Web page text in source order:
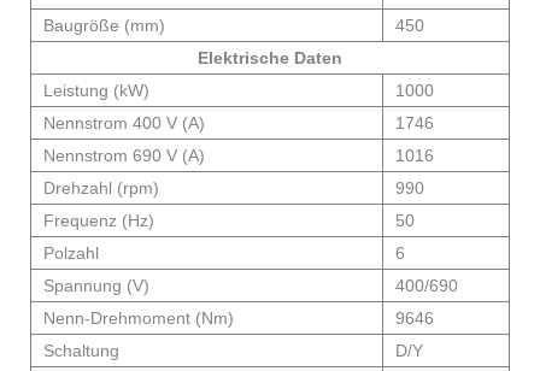
Baugröße (mm)
450
Elektrische Daten
Leistung (kW)
1000
Nennstrom 400 V (A)
1746
Nennstrom 690 V (A)
1016
Drehzahl (rpm)
990
Frequenz (Hz)
50
Polzahl
6
Spannung (V)
400/690
Nenn-Drehmoment (Nm)
9646
Schaltung
D/Y